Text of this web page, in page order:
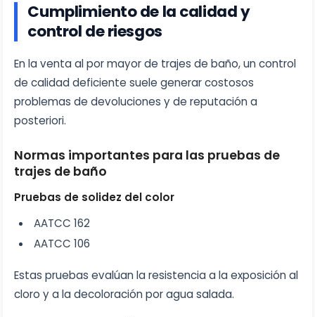
Cumplimiento de la calidad y
control de riesgos
En la venta al por mayor de trajes de baño, un control
de calidad deficiente suele generar costosos
problemas de devoluciones y de reputación a
posteriori.
Normas importantes para las pruebas de
trajes de baño
Pruebas de solidez del color
AATCC 162
AATCC 106
Estas pruebas evalúan la resistencia a la exposición al
cloro y a la decoloración por agua salada.